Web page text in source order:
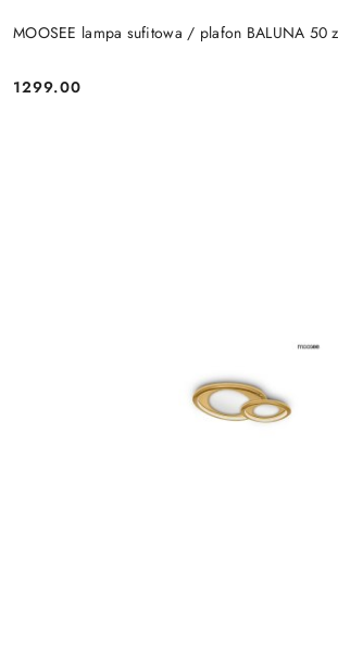
MOOSEE lampa sufitowa / plafon BALUNA 50
Cena:
1299.00